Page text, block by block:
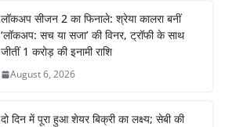
लॉकअप सीजन 2 का फिनाले: श्रेया कालरा बनीं
‘लॉकअप: सच या सजा’ की विनर, ट्रॉफी के साथ
जीतीं 1 करोड़ की इनामी राशि
August 6, 2026
दो दिन में पूरा हुआ शेयर बिक्री का लक्ष्य; सेबी की